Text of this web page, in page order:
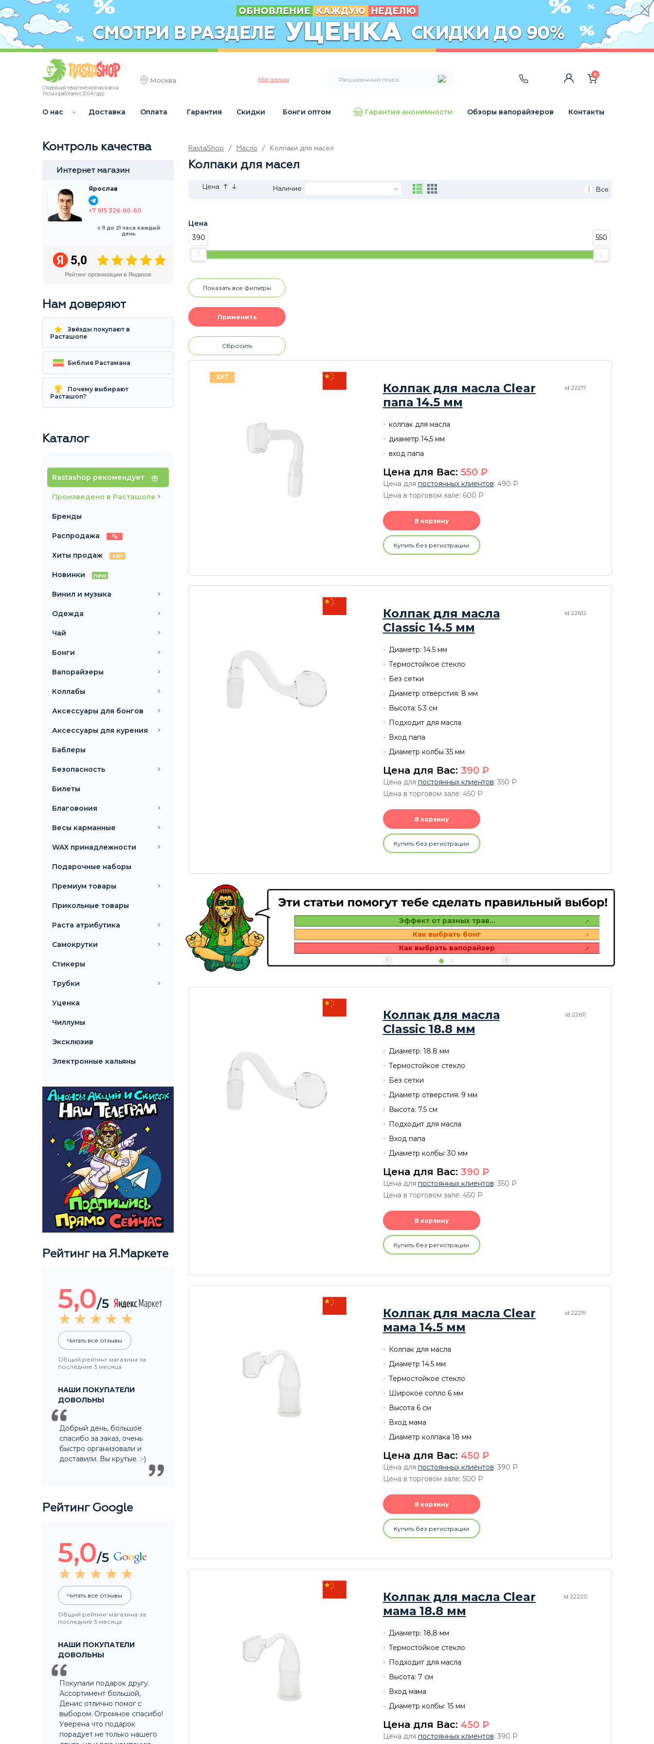
Старейший тематический магазин в
России (работаем с 2004 года)
Москва Магазины
0
О нас Доставка Оплата Гарантия Скидки Бонги оптом Гарантия анонимности Обзоры вапорайзеров Контакты
Контроль качества
Интернет магазин
Ярослав
+7 915 326-60-60
с 11 до 21 часа каждый
день
Нам доверяют
Звёзды покупают в
Расташопе
Библия Растамана
Почему выбирают
Расташоп?
Каталог
Rastashop рекомендует
Произведено в Расташопе
Бренды
Распродажа %
Хиты продаж хит
Новинки new
Винил и музыка
Одежда
Чай
Бонги
Вапорайзеры
Коллабы
Аксессуары для бонгов
Аксессуары для курения
Баблеры
Безопасность
Билеты
Благовония
Весы карманные
WAX принадлежности
Подарочные наборы
Премиум товары
Прикольные товары
Раста атрибутика
Самокрутки
Стикеры
Трубки
Уценка
Чиллумы
Эксклюзив
Электронные кальяны
Рейтинг на Я.Маркете
5,0/5
Читать все отзывы
Общий рейтинг магазина за
последние 3 месяца
НАШИ ПОКУПАТЕЛИ
ДОВОЛЬНЫ
Добрый день, большое
спасибо за заказ, очень
быстро организовали и
доставили. Вы крутые. :-)
Рейтинг Google
5,0/5
Читать все отзывы
Общий рейтинг магазина за
последние 3 месяца
НАШИ ПОКУПАТЕЛИ
ДОВОЛЬНЫ
Покупали подарок другу.
Ассортимент большой,
Денис отлично помог с
выбором. Огромное спасибо!
Уверена что подарок
порадует не только нашего
RastaShop / Масло / Колпаки для масел
Колпаки для масел
Цена ↑ ↓ Наличие 1 Все
Цена
390
550
Показать все фильтры
Сбросить
id 22217
ХИТ
Колпак для масла Clear
папа 14.5 мм
колпак для масла
диаметр 14,5 мм
вход папа
Цена для Вас: 550 P
Цена для постоянных клиентов: 490 P
Цена в торговом зале: 600 P
В корзину
Купить без регистрации
id 22612
Колпак для масла
Classic 14.5 мм
Диаметр: 14.5 мм
Термостойкое стекло
Без сетки
Диаметр отверстия: 8 мм
Высота: 5.3 см
Подходит для масла
Вход папа
Диаметр колбы 35 мм
Цена для Вас: 390 P
Цена для постоянных клиентов: 350 P
Цена в торговом зале: 450 P
В корзину
Купить без регистрации
Эффект от разных трав…
Как выбрать бонг
Как выбрать вапорайзер
id 22611
Колпак для масла
Classic 18.8 мм
Диаметр: 18.8 мм
Термостойкое стекло
Без сетки
Диаметр отверстия: 9 мм
Высота: 7.5 см
Подходит для масла
Вход папа
Диаметр колбы: 30 мм
Цена для Вас: 390 P
Цена для постоянных клиентов: 350 P
Цена в торговом зале: 450 P
В корзину
Купить без регистрации
id 22219
Колпак для масла Clear
мама 14.5 мм
Колпак для масла
Диаметр 14.5 мм
Термостойкое стекло
Широкое сопло 6 мм
Высота 6 см
Вход мама
Диаметр колпака 18 мм
Цена для Вас: 450 P
Цена для постоянных клиентов: 390 P
Цена в торговом зале: 500 P
В корзину
Купить без регистрации
id 22220
Колпак для масла Clear
мама 18.8 мм
Диаметр: 18,8 мм
Термостойкое стекло
Подходит для масла
Высота: 7 см
Вход мама
Диаметр колбы: 15 мм
Цена для Вас: 450 P
Цена для постоянных клиентов: 390 P